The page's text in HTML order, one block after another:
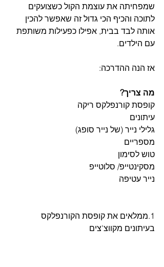
שמפחיתה את עוצמת הקול כשצועקים
לתוכה והכיף הכי גדול זה שאפשר להכין
אותה לבד בבית, אפילו כפעילות משותפת
עם הילדים.
אז הנה ההדרכה:
מה צריך?
קופסת קורנפלקס ריקה
עיתונים
גלילי נייר (של נייר סופג)
מספריים
טוש לסימון
מסקינטייפ/ סלוטייפ
נייר עטיפה
1.ממלאים את קופסת הקורנפלקס
בעיתונים מקווצ'צים